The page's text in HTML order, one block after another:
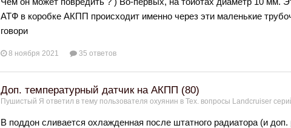
АТФ в коробке АКПП происходит именно через эти маленькие
говори
8 ноября 2021 35 ответов
Доп. температурный датчик на АКПП (80)
Пушистый Я ответил в тему пользователя охуянин в Тех. вопросы Landcruiser
В поддон сливается охлажденная после штатного радиатора (и